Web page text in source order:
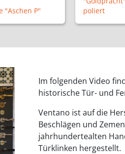
NM
Im folgenden Video
historische Tür- und
Ventano ist auf die
Beschlägen und
jahrhundertealten
Türklinken hergestellt.